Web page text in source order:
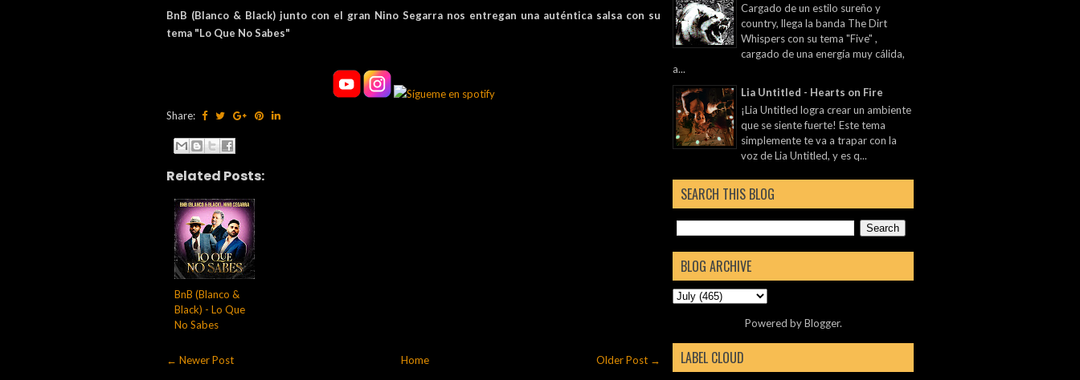
BnB (Blanco & Black) junto con el gran Nino Segarra nos entregan una auténtica salsa con su
tema "Lo Que No Sabes"
Share:
Related Posts:
BnB (Blanco &
Black) - Lo Que
No Sabes
← Newer Post Older Post →
Home
Cargado de un estilo sureño y
country, llega la banda The Dirt
Whispers con su tema "Five" ,
cargado de una energía muy cálida,
a...
Lia Untitled - Hearts on Fire
¡Lia Untitled logra crear un ambiente
que se siente fuerte! Este tema
simplemente te va a trapar con la
voz de Lia Untitled, y es q...
SEARCH THIS BLOG
BLOG ARCHIVE
Powered byBlogger.
LABEL CLOUD